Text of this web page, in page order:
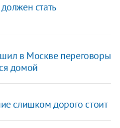
стать
в Москве переговоры
домой
слишком дорого стоит